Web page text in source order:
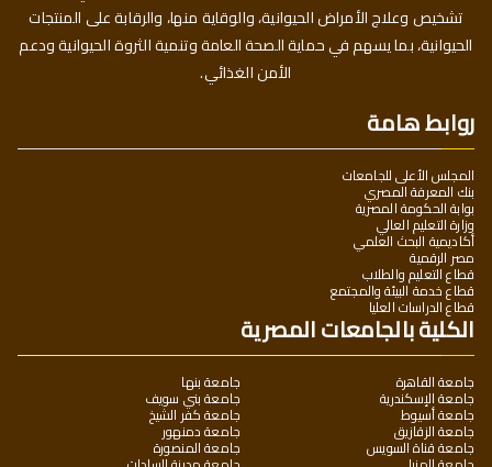
تشخيص وعلاج الأمراض الحيوانية، والوقاية منها، والرقابة على المنتجات
الحيوانية، بما يسهم في حماية الصحة العامة وتنمية الثروة الحيوانية ودعم
الأمن الغذائي.
روابط هامة
المجلس الأعلى للجامعات
بنك المعرفة المصري
بوابة الحكومة المصرية
وزارة التعليم العالي
أكاديمية البحث العلمي
مصر الرقمية
قطاع التعليم والطلاب
قطاع خدمة البيئة والمجتمع
قطاع الدراسات العليا
الكلية بالجامعات المصرية
جامعة القاهرة
جامعة الإسكندرية
جامعة أسيوط
جامعة الزقازيق
جامعة قناة السويس
جامعة بنها
جامعة بني سويف
جامعة كفر الشيخ
جامعة دمنهور
جامعة المنصورة